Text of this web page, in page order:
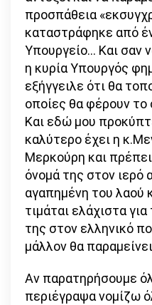
προσπάθεια
καταστράφηκε από
Υπουργείο… Και σαν
η κυρία Υπουργός
εξήγγειλε ότι θα
οποίες θα φέρουν
Και εδώ μου
καλύτερο έχει η
Μερκούρη και
όνομά της στον ιερό
αγαπημένη του λαού
τιμάται ελάχιστα
της στον ελληνικό
μάλλον θα
Αν παρατηρήσουμε
περιέγραψα νομίζω